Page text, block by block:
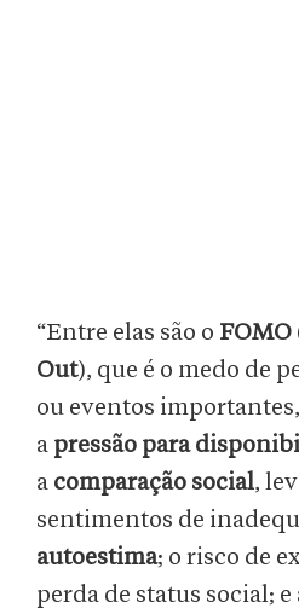
“Entre elas são o FOMO
Out), que é o medo de
ou eventos importantes,
a pressão para
a comparação social,
sentimentos de
autoestima; o risco de
perda de status social; e